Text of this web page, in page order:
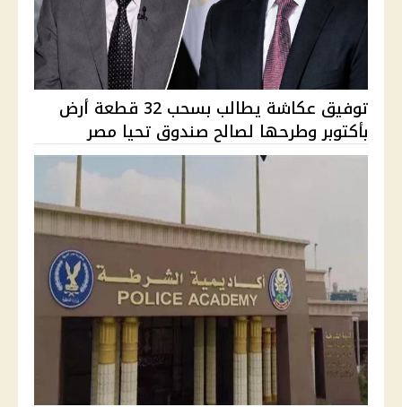
توفيق عكاشة يطالب بسحب 32 قطعة أرض
بأكتوبر وطرحها لصالح صندوق تحيا مصر